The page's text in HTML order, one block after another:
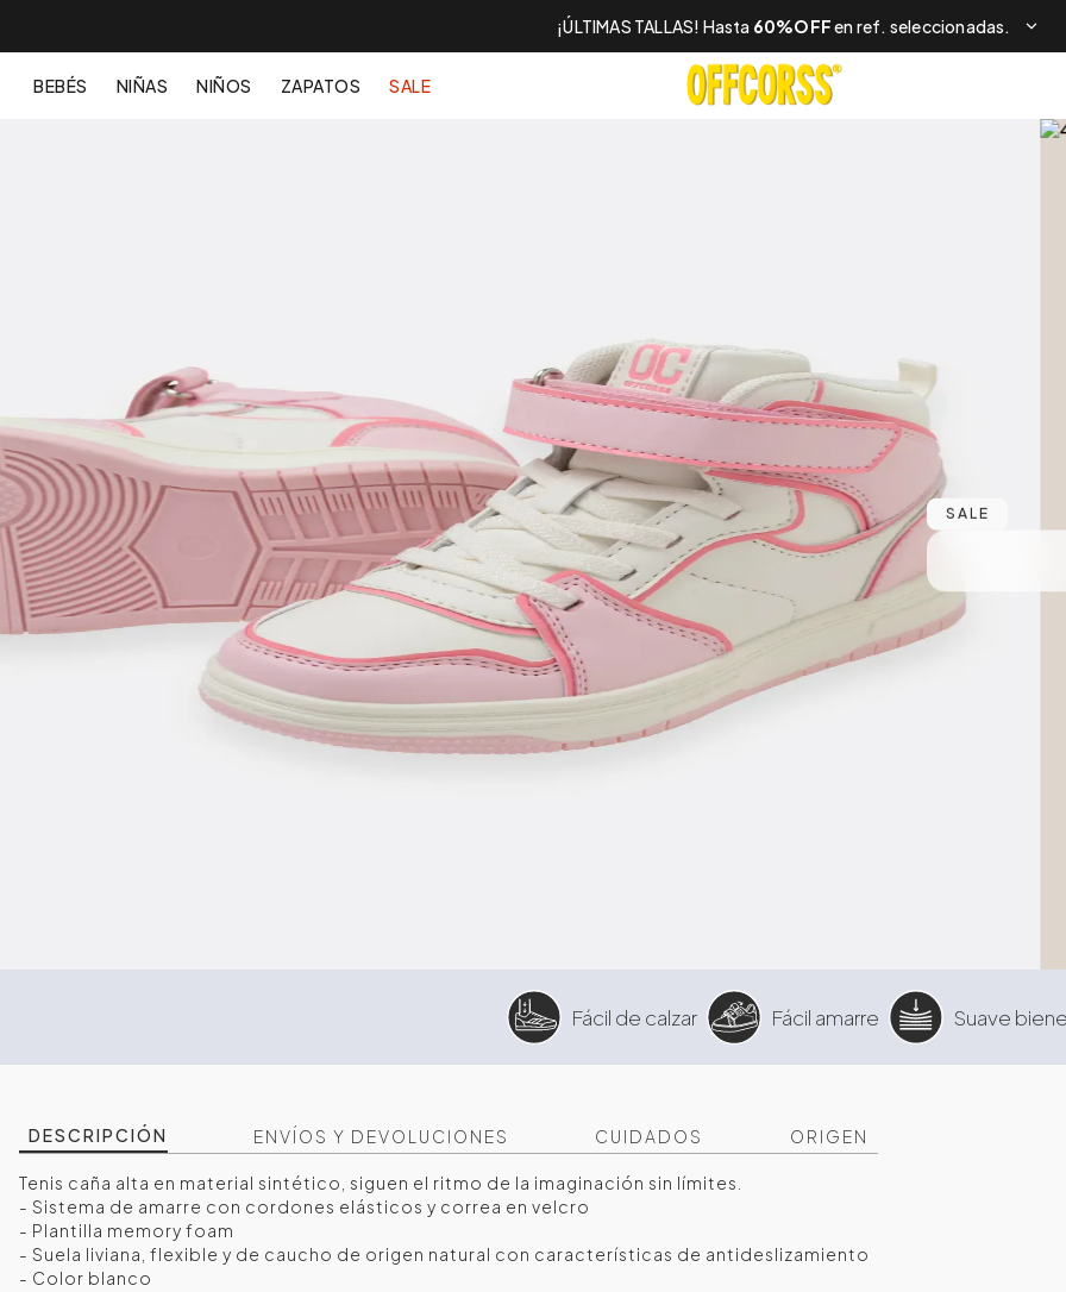
¡ÚLTIMAS TALLAS! Hasta 60%OFFen ref. seleccionadas.
BEBÉS NIÑAS NIÑOS ZAPATOS SALE
SALE
Fácil de calzar Fácil amarre Suave
DESCRIPCIÓN ENVÍOS Y DEVOLUCIONES CUIDADOS ORIGEN
Tenis caña alta en material sintético, siguen el ritmo de la imaginación sin límites.
- Sistema de amarre con cordones elásticos y correa en velcro
- Plantilla memory foam
- Suela liviana, flexible y de caucho de origen natural con características de antideslizamiento
- Color blanco